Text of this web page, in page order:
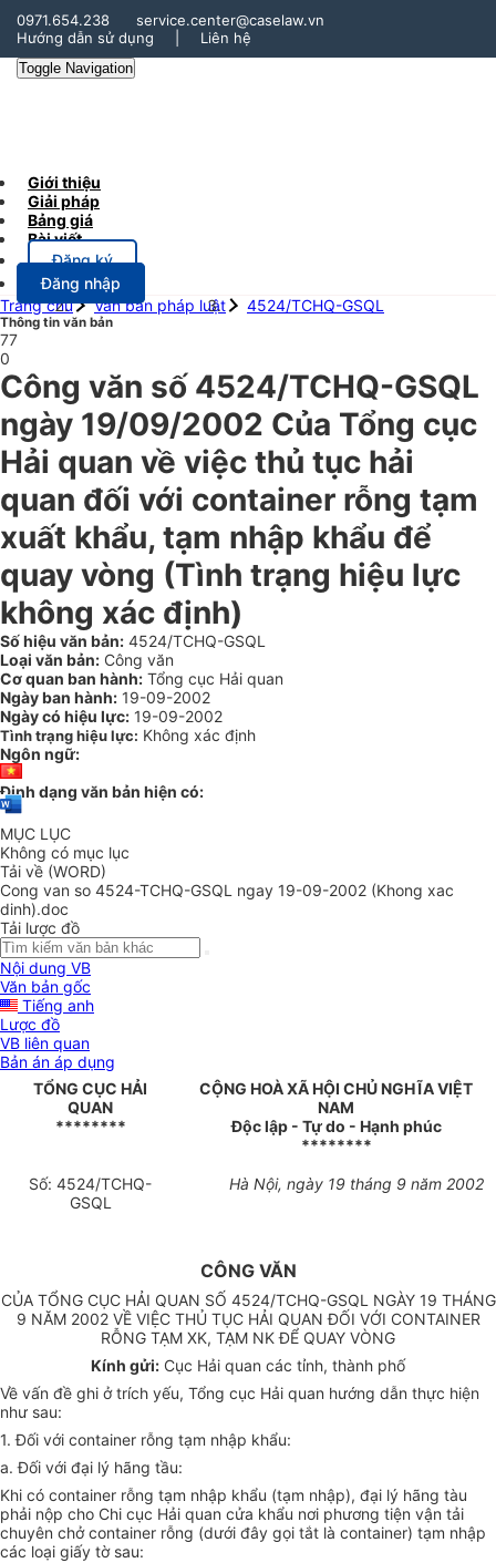
0971.654.238
service.center@caselaw.vn
Hướng dẫn sử dụng
Liên hệ
Toggle Navigation
Giới thiệu
Giải pháp
Bảng giá
Bài viết
Đăng ký
Đăng nhập
Trang chủ
Văn bản pháp luật 4524/TCHQ-GSQL
Thông tin văn bản
77
0
Công văn số 4524/TCHQ-GSQL
ngày 19/09/2002 Của Tổng cục
Hải quan về việc thủ tục hải
quan đối với container rỗng tạm
xuất khẩu, tạm nhập khẩu để
quay vòng (Tình trạng hiệu lực
không xác định)
Số hiệu văn bản: 4524/TCHQ-GSQL
Loại văn bản: Công văn
Cơ quan ban hành: Tổng cục Hải quan
Ngày ban hành: 19-09-2002
Ngày có hiệu lực: 19-09-2002
Tình trạng hiệu lực: Không xác định
Ngôn ngữ:
Định dạng văn bản hiện có:
MỤC LỤC
Không có mục lục
Tải về (WORD)
Cong van so 4524-TCHQ-GSQL ngay 19-09-2002 (Khong xac
dinh).doc
Tải lược đồ
Nội dung VB
Văn bản gốc
Tiếng anh
Lược đồ
VB liên quan
Bản án áp dụng
TỔNG CỤC HẢI
QUAN
********
CỘNG HOÀ XÃ HỘI CHỦ NGHĨA VIỆT
NAM
Độc lập - Tự do - Hạnh phúc
********
Số: 4524/TCHQ-
GSQL
Hà Nội, ngày 19 tháng 9 năm 2002
CÔNG VĂN
CỦA TỔNG CỤC HẢI QUAN SỐ 4524/TCHQ-GSQL NGÀY 19 THÁNG
9 NĂM 2002 VỀ VIỆC THỦ TỤC HẢI QUAN ĐỐI VỚI CONTAINER
RỖNG TẠM XK, TẠM NK ĐỂ QUAY VÒNG
Kính gửi: Cục Hải quan các tỉnh, thành phố
Về vấn đề ghi ở trích yếu, Tổng cục Hải quan hướng dẫn thực hiện
như sau:
1. Đối với container rỗng tạm nhập khẩu:
a. Đối với đại lý hãng tầu:
Khi có container rỗng tạm nhập khẩu (tạm nhập), đại lý hãng tàu
phải nộp cho Chi cục Hải quan cửa khẩu nơi phương tiện vận tải
chuyên chở container rỗng (dưới đây gọi tắt là container) tạm nhập
các loại giấy tờ sau: